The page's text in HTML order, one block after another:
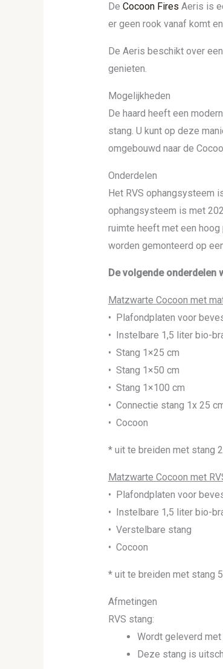
De Cocoon Fires Aeris is
er geen rook vanaf komt
De Aeris beschikt over
genieten.
Mogelijkheden
De haard heeft een
stang. U kunt op deze
omgebouwd naar de
Onderdelen
Het RVS ophangsysteem
ophangsysteem is met
ruimte heeft met een
worden gemonteerd op
De volgende onderdelen
Matzwarte Cocoon met
• Plafondplaten voor
• Instelbare 1,5 liter bio-
• Stang 1×25 cm
• Stang 1×50 cm
• Stang 1×100 cm
• Connectie stang 1x 25
• Cocoon
* uit te breiden met stang
Matzwarte Cocoon met
• Plafondplaten voor
• Instelbare 1,5 liter bio-
• Verstelbare stang
• Cocoon
* uit te breiden met stang
Afmetingen
RVS stang:
Wordt geleverd met
Deze stang is